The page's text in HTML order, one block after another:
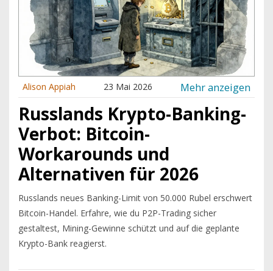
Alison Appiah 23 Mai 2026 Mehr anzeigen
Russlands Krypto-Banking-
Verbot: Bitcoin-
Workarounds und
Alternativen für 2026
Russlands neues Banking-Limit von 50.000 Rubel erschwert
Bitcoin-Handel. Erfahre, wie du P2P-Trading sicher
gestaltest, Mining-Gewinne schützt und auf die geplante
Krypto-Bank reagierst.